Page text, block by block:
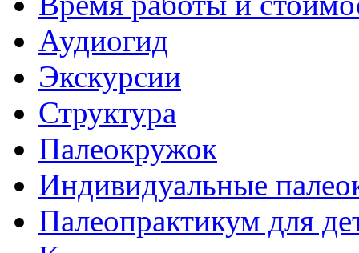
Аудиогид
Экскурсии
Структура
Палеокружок
Индивидуальные
Палеопрактикум для